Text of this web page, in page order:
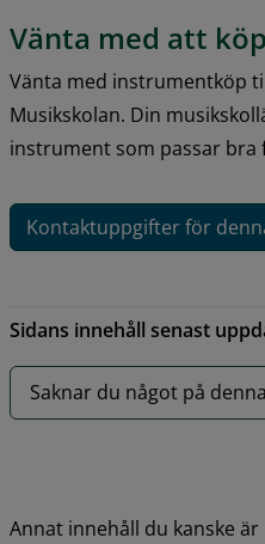
Vänta med att
Vänta med instrumentköp
Musikskolan. Din
instrument som passar bra
Kontaktuppgifter för
Sidans innehåll senast
Saknar du något på
Annat innehåll du kanske